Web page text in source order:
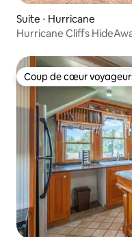
Suite ⋅ Hurricane
Hurricane Cliffs
Coup de cœur
Coup de cœur